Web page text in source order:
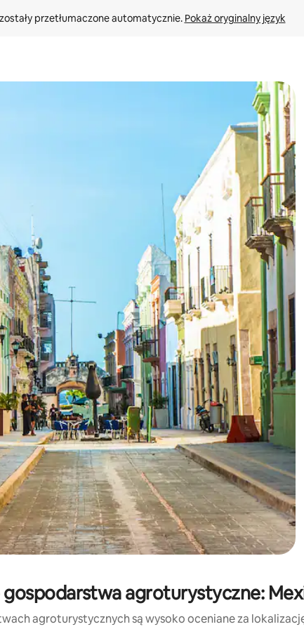
przetłumaczone automatycznie. Pokaż oryginalny język
klawiszy strzałek w górę i w dół lub przeglądać je za pomocą
gospodarstwa agroturystyczne:
agroturystycznych są wysoko oceniane za